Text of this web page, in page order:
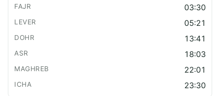
03:30
05:21
13:41
18:03
22:01
23:30